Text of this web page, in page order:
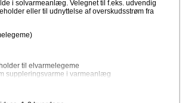
i solvarmeanlæg. Velegnet til f.eks. udvendig
eller til udnyttelse af overskudsstrøm fra
til elvarmelegeme
suppleringsvarme i varmeanlæg
af overskudsstrøm fra solceller